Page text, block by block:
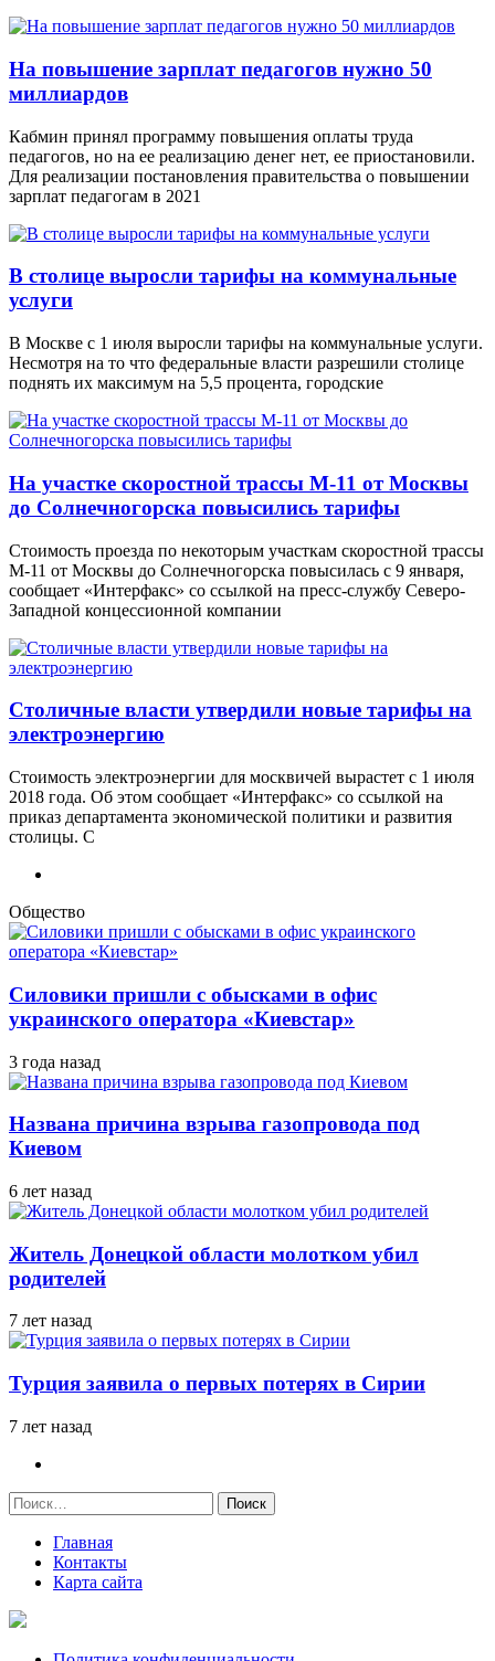
На повышение зарплат педагогов нужно 50
миллиардов
Кабмин принял программу повышения оплаты труда
педагогов, но на ее реализацию денег нет, ее приостановили.
Для реализации постановления правительства о повышении
зарплат педагогам в 2021
В столице выросли тарифы на коммунальные
услуги
В Москве с 1 июля выросли тарифы на коммунальные услуги.
Несмотря на то что федеральные власти разрешили столице
поднять их максимум на 5,5 процента, городские
На участке скоростной трассы М-11 от Москвы
до Солнечногорска повысились тарифы
Стоимость проезда по некоторым участкам скоростной трассы
М-11 от Москвы до Солнечногорска повысилась с 9 января,
сообщает «Интерфакс» со ссылкой на пресс-службу Северо-
Западной концессионной компании
Столичные власти утвердили новые тарифы на
электроэнергию
Стоимость электроэнергии для москвичей вырастет с 1 июля
2018 года. Об этом сообщает «Интерфакс» со ссылкой на
приказ департамента экономической политики и развития
столицы. С
Общество
Силовики пришли с обысками в офис
украинского оператора «Киевстар»
3 года назад
Названа причина взрыва газопровода под
Киевом
6 лет назад
Житель Донецкой области молотком убил
родителей
7 лет назад
Турция заявила о первых потерях в Сирии
7 лет назад
Найти:
Главная
Контакты
Карта сайта